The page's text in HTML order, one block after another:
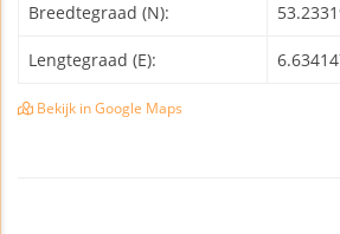
Breedtegraad (N):
Lengtegraad (E):
Bekijk in Google Maps